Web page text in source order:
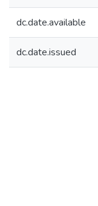
dc.date.available
dc.date.issued